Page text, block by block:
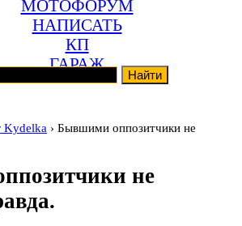
МОТОФОРУМ
НАПИСАТЬ
КП
ГАРАЖ
Kydelka › Бывшими оппозитчики не
не